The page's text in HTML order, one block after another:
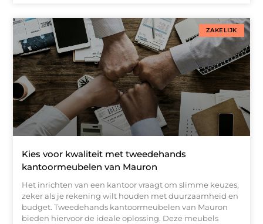
ZAKELIJK
Kies voor kwaliteit met tweedehands
kantoormeubelen van Mauron
Het inrichten van een kantoor vraagt om slimme keuzes,
zeker als je rekening wilt houden met duurzaamheid en
budget. Tweedehands kantoormeubelen van Mauron
bieden hiervoor de ideale oplossing. Deze meubels